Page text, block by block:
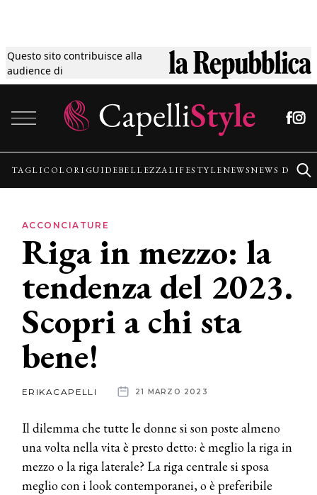
Questo sito contribuisce alla
audience di
Tagli
Colori
Guide
Lifestyle
News
News
TAGLICOLORI GUIDEBELLEZZALIFESTYLENEWSNEWS
ACCONCIATURE
Riga in mezzo: la
tendenza del 2023.
Scopri a chi sta
bene!
ERIKACAPELLI 21 MARZO 2023
Il dilemma che tutte le donne si son poste almeno
una volta nella vita è presto detto: è meglio la riga in
mezzo o la riga laterale? La riga centrale si sposa
meglio con i look contemporanei, o è preferibile